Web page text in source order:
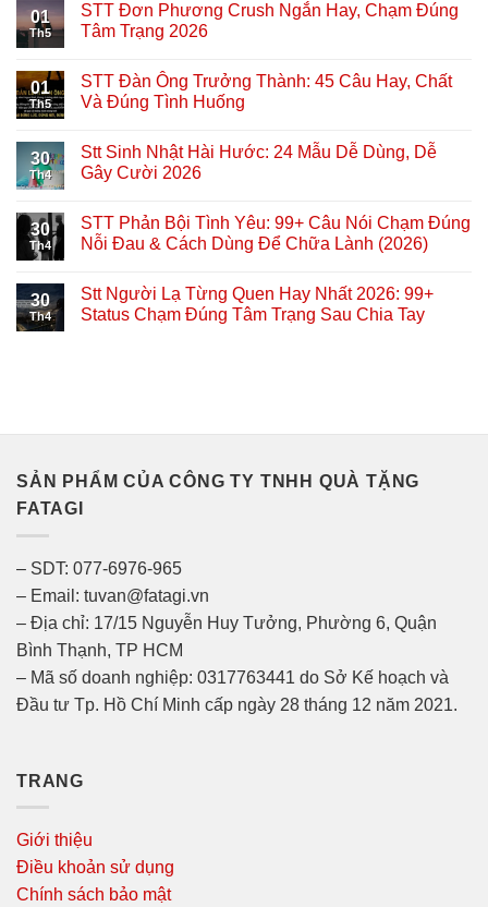
01
Th5
STT Đơn Phương Crush Ngắn Hay, Chạm Đúng
Tâm Trạng 2026
01
Th5
STT Đàn Ông Trưởng Thành: 45 Câu Hay, Chất
Và Đúng Tình Huống
30
Th4
Stt Sinh Nhật Hài Hước: 24 Mẫu Dễ Dùng, Dễ
Gây Cười 2026
30
Th4
STT Phản Bội Tình Yêu: 99+ Câu Nói Chạm Đúng
Nỗi Đau & Cách Dùng Để Chữa Lành (2026)
30
Th4
Stt Người Lạ Từng Quen Hay Nhất 2026: 99+
Status Chạm Đúng Tâm Trạng Sau Chia Tay
SẢN PHẨM CỦA CÔNG TY TNHH QUÀ TẶNG
FATAGI
– SDT: 077-6976-965
– Email: tuvan@fatagi.vn
– Địa chỉ: 17/15 Nguyễn Huy Tưởng, Phường 6, Quận
Bình Thạnh, TP HCM
– Mã số doanh nghiệp: 0317763441 do Sở Kế hoạch và
Đầu tư Tp. Hồ Chí Minh cấp ngày 28 tháng 12 năm 2021.
TRANG
Giới thiệu
Điều khoản sử dụng
Chính sách bảo mật